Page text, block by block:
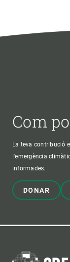
Com
La teva contribució
l'emergència
informades.
DONAR